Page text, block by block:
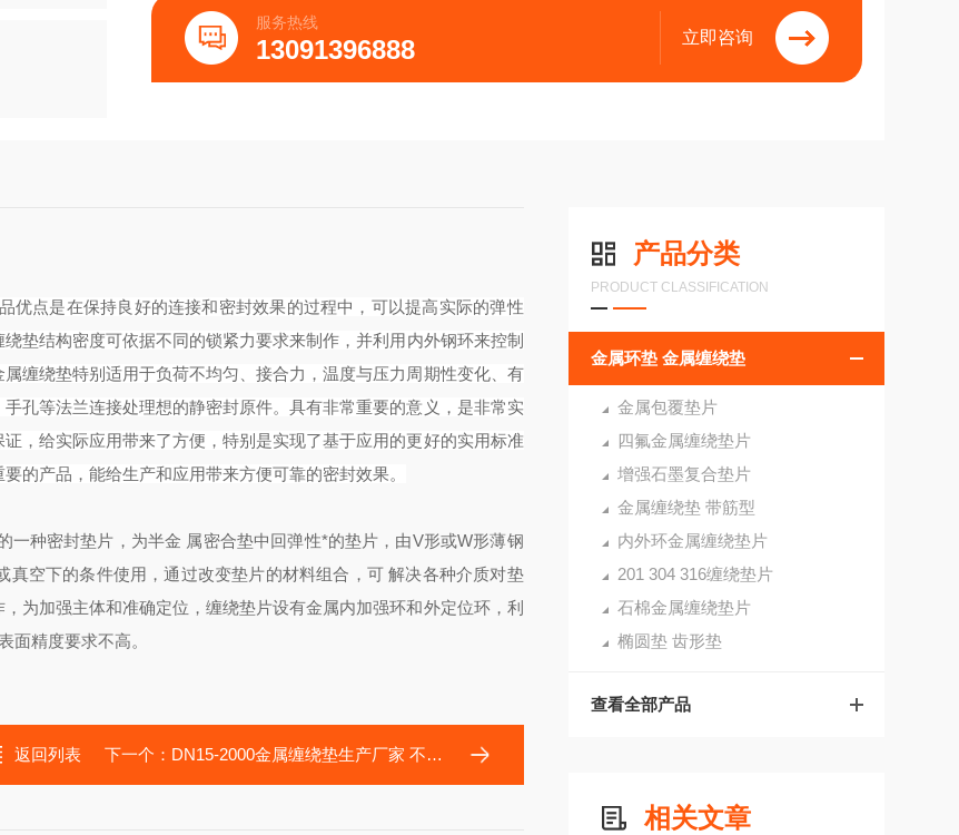
服务热线
13091396888 立即咨询
产品分类
PRODUCT CLASSIFICATION
金属环垫 金属缠绕垫
金属包覆垫片
四氟金属缠绕垫片
增强石墨复合垫片
金属缠绕垫 带筋型
内外环金属缠绕垫片
201 304 316缠绕垫片
石棉金属缠绕垫片
椭圆垫 齿形垫
查看全部产品
相关文章
优点是在保持良好的连接和密封效果的过程中，可以提高实际的弹性
垫结构密度可依据不同的锁紧力要求来制作，并利用内外钢环来控制
缠绕垫特别适用于负荷不均匀、接合力，温度与压力周期性变化、有
孔等法兰连接处理想的静密封原件。具有非常重要的意义，是非常实
，给实际应用带来了方便，特别是实现了基于应用的更好的实用标准
的产品，能给生产和应用带来方便可靠的密封效果。
一种密封垫片，为半金 属密合垫中回弹性*的垫片，由V形或W形薄钢
空下的条件使用，通过改变垫片的材料组合，可 解决各种介质对垫
为加强主体和准确定位，缠绕垫片设有金属内加强环和外定位环，利
面精度要求不高。
返回列表 下一个： DN15-2000金属缠绕垫生产厂家 不锈钢金属波纹垫片